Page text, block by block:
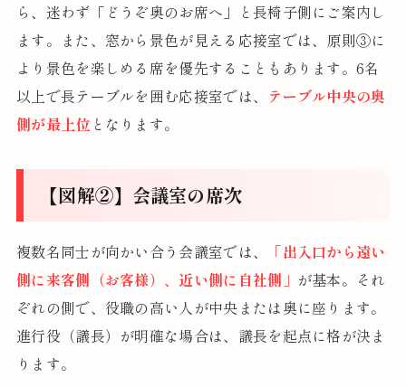
ら、迷わず「どうぞ奥のお席へ」と長椅子側にご案内し
ます。また、窓から景色が見える応接室では、原則③に
より景色を楽しめる席を優先することもあります。6名
以上で長テーブルを囲む応接室では、 テーブル中央の奥
側が最上位 となります。
【図解②】会議室の席次
複数名同士が向かい合う会議室では、
「出入口から遠い
側に来客側（お客様）、近い側に自社側」 が基本。それ
ぞれの側で、役職の高い人が中央または奥に座ります。
進行役（議長）が明確な場合は、議長を起点に格が決ま
ります。